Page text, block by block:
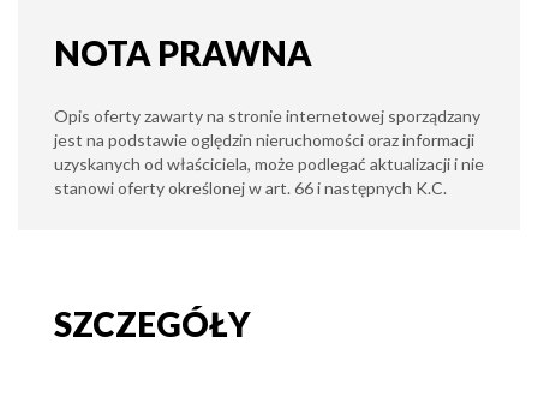
NOTA PRAWNA
Opis oferty zawarty na stronie internetowej sporządzany
jest na podstawie oględzin nieruchomości oraz informacji
uzyskanych od właściciela, może podlegać aktualizacji i nie
stanowi oferty określonej w art. 66 i następnych K.C.
SZCZEGÓŁY